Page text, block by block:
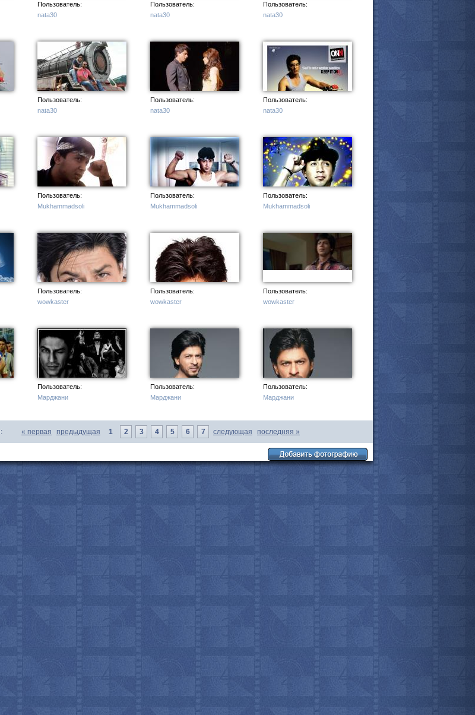
Пользователь:
nata30
Пользователь:
nata30
Пользователь:
nata30
Пользователь:
nata30
Пользователь:
nata30
Пользователь:
nata30
Пользователь:
Mukhammadsoli
Пользователь:
Mukhammadsoli
Пользователь:
Mukhammadsoli
Пользователь:
wowkaster
Пользователь:
wowkaster
Пользователь:
wowkaster
Пользователь:
Марджани
Пользователь:
Марджани
Пользователь:
Марджани
« первая предыдущая 1 2 3 4 5 6 7 следующая последняя »